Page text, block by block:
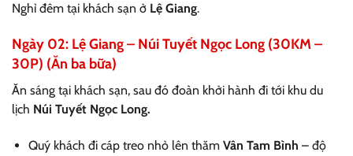
Nghỉ đêm tại khách sạn ở Lệ Giang.
Ngày 02: Lệ Giang – Núi Tuyết Ngọc Long (30KM –
30P) (Ăn ba bữa)
Ăn sáng tại khách sạn, sau đó đoàn khởi hành đi tới khu du
lịch Núi Tuyết Ngọc Long.
Quý khách đi cáp treo nhỏ lên thăm Vân Tam Bình – độ